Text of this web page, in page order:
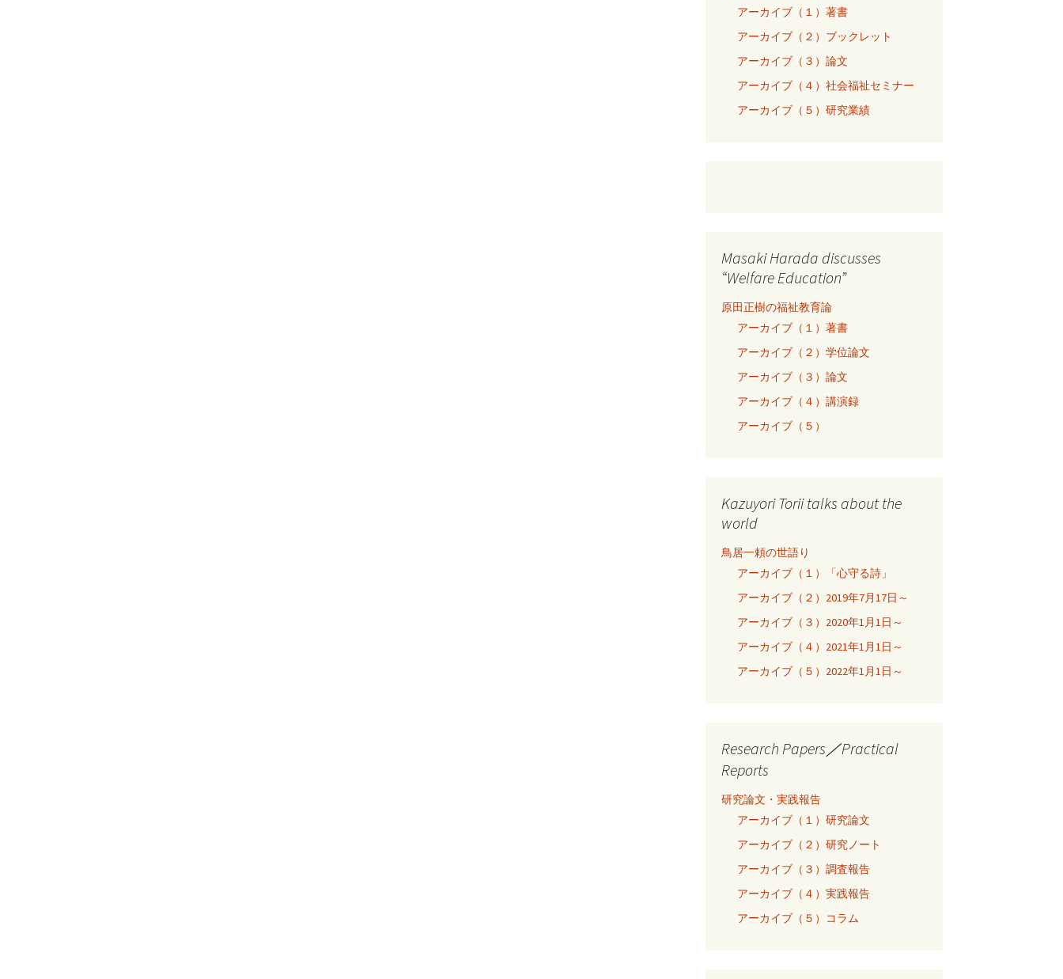
アーカイブ（１）著書
アーカイブ（２）ブックレット
アーカイブ（３）論文
アーカイブ（４）社会福祉セミナー
アーカイブ（５）研究業績
Masaki Harada discusses
“Welfare Education”
原田正樹の福祉教育論
アーカイブ（１）著書
アーカイブ（２）学位論文
アーカイブ（３）論文
アーカイブ（４）講演録
アーカイブ（５）
Kazuyori Torii talks about the
world
鳥居一頼の世語り
アーカイブ（１）「心守る詩」
アーカイブ（２）2019年7月17日～
アーカイブ（３）2020年1月1日～
アーカイブ（４）2021年1月1日～
アーカイブ（５）2022年1月1日～
Research Papers／Practical
Reports
研究論文・実践報告
アーカイブ（１）研究論文
アーカイブ（２）研究ノート
アーカイブ（３）調査報告
アーカイブ（４）実践報告
アーカイブ（５）コラム